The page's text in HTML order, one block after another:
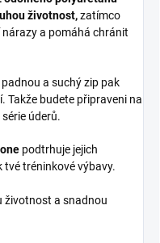
životnost,zatímco
a pomáhá chránit
a suchý zip pak
Takže budete připraveni na
úderů.
podtrhuje jejich
tvé tréninkové výbavy.
životnost a snadnou